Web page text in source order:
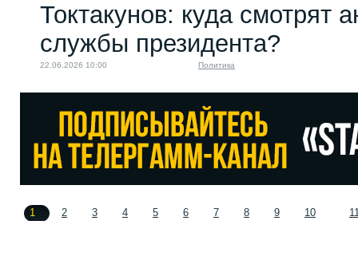
Токтакунов: куда смотрят
службы президента?
22.06.2026 10:00 Политика
1 2 3 4 5 6 7 8 9 10